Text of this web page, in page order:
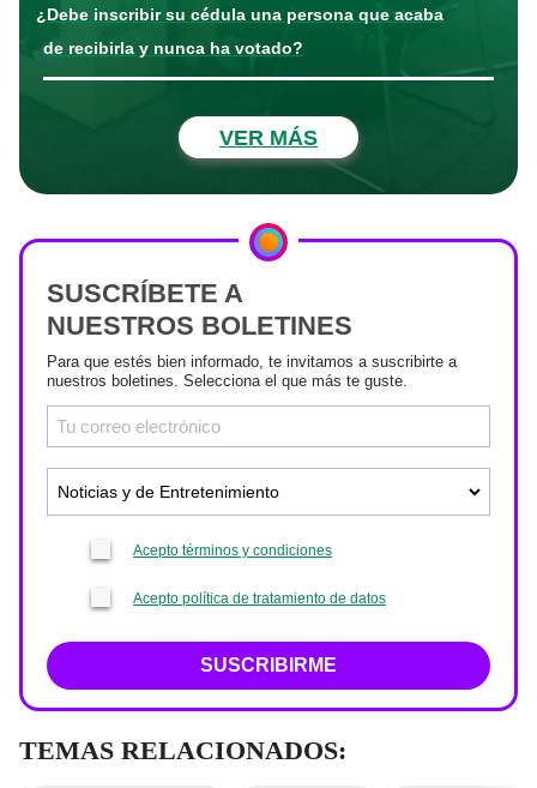
¿Debe inscribir su cédula una persona que acaba
de recibirla y nunca ha votado?
VER MÁS
SUSCRÍBETE A
NUESTROS BOLETINES
Para que estés bien informado, te invitamos a suscribirte a
nuestros boletines. Selecciona el que más te guste.
Acepto términos y condiciones
Acepto política de tratamiento de datos
SUSCRIBIRME
TEMAS RELACIONADOS: